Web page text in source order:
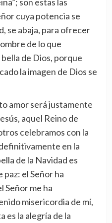
son estas las
cuya potencia se
se abaja, para ofrecer
de lo que
de Dios, porque
la imagen de Dios se
amor será justamente
aquel Reino de
celebramos con la
en la
de la Navidad es
el Señor ha
Señor me ha
misericordia de mí,
es la alegría de la